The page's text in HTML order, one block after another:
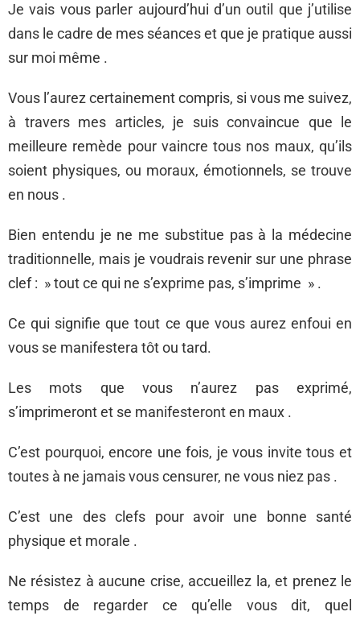
Je vais vous parler aujourd’hui d’un outil que j’utilise
dans le cadre de mes séances et que je pratique aussi
sur moi même .
Vous l’aurez certainement compris, si vous me suivez,
à travers mes articles, je suis convaincue que le
meilleure remède pour vaincre tous nos maux, qu’ils
soient physiques, ou moraux, émotionnels, se trouve
en nous .
Bien entendu je ne me substitue pas à la médecine
traditionnelle, mais je voudrais revenir sur une phrase
clef : » tout ce qui ne s’exprime pas, s’imprime » .
Ce qui signifie que tout ce que vous aurez enfoui en
vous se manifestera tôt ou tard.
Les mots que vous n’aurez pas exprimé,
s’imprimeront et se manifesteront en maux .
C’est pourquoi, encore une fois, je vous invite tous et
toutes à ne jamais vous censurer, ne vous niez pas .
C’est une des clefs pour avoir une bonne santé
physique et morale .
Ne résistez à aucune crise, accueillez la, et prenez le
temps de regarder ce qu’elle vous dit, quel